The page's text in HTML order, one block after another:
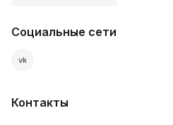
Социальные сети
vk
Контакты